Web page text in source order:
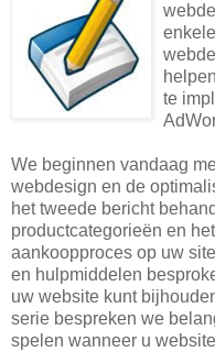
te
We beginnen vandaag
webdesign en de
het tweede bericht
productcategorieën en
aankoopproces op uw
en hulpmiddelen
uw website kunt
serie bespreken we
spelen wanneer u